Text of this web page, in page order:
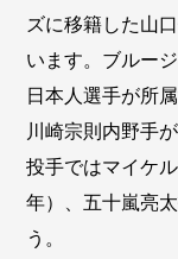
ズに移籍した山
います。ブルー
日本人選手が所
川崎宗則内野手
投手ではマイケ
年）、五十嵐亮
う。